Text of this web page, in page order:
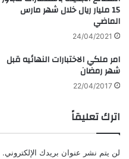
15 مليار ريال خلال شهر مارس
الماضي
24/04/2021
امر ملكي الاختبارات النهائيه قبل
شهر رمضان
22/04/2017
اترك تعليقاً
لن يتم نشر عنوان بريدك الإلكتروني.